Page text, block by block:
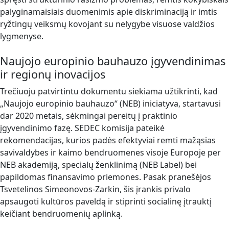
palyginamaisiais duomenimis apie diskriminaciją ir imtis
ryžtingų veiksmų kovojant su nelygybe visuose valdžios
lygmenyse.
Naujojo europinio bauhauzo įgyvendinimas
ir regionų inovacijos
Trečiuoju patvirtintu dokumentu siekiama užtikrinti, kad
„Naujojo europinio bauhauzo“ (NEB) iniciatyva, startavusi
dar 2020 metais, sėkmingai pereitų į praktinio
įgyvendinimo fazę. SEDEC komisija pateikė
rekomendacijas, kurios padės efektyviai remti mažąsias
savivaldybes ir kaimo bendruomenes visoje Europoje per
NEB akademiją, specialų ženklinimą (NEB Label) bei
papildomas finansavimo priemones. Pasak pranešėjos
Tsvetelinos Simeonovos-Zarkin, šis įrankis privalo
apsaugoti kultūros paveldą ir stiprinti socialinę įtrauktį
keičiant bendruomenių aplinką.